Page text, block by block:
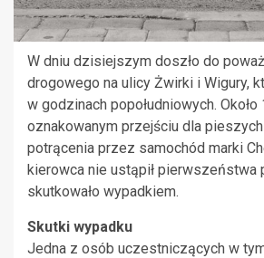
W dniu dzisiejszym doszło do
drogowego na ulicy Żwirki i Wigury,
w godzinach popołudniowych. Około
oznakowanym przejściu dla
potrącenia przez samochód marki
kierowca nie ustąpił pierwszeństwa
skutkowało wypadkiem.
Skutki wypadku
Jedna z osób uczestniczących w